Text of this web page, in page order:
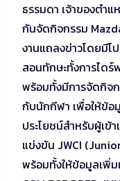
ธรรมดา เจ้าของตำ
กันจัดกิจกรรม
งานแถลงข่าวโดยมี
สอนทักษะทั้งการได
พร้อมทั้งมีการจัดกิจก
กับนักกีฬา เพื่อให้ข้อ
ประโยชน์สำหรับผู้เข้
แข่งขัน JWCI
พร้อมทั้งให้ข้อมูลเพิ่ม